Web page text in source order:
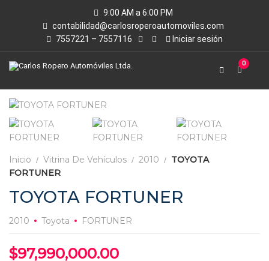
9:00 AM a 6:00 PM
contabilidad@carlosroperoautomoviles.com
7557221 – 7557116
Iniciar sesión
0
Inicio Vitrina De Vehículos 2010
TOYOTA
FORTUNER
TOYOTA FORTUNER
2010 Toyota FORTUNER
$97,990,000.00